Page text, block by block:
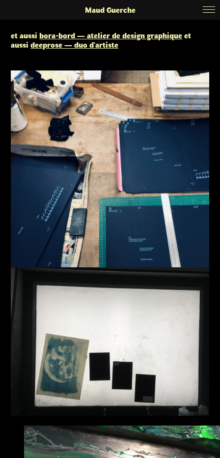
Maud Guerche
et aussibora-bord — atelier de design graphiqueet
aussideeprose — duo d'artiste